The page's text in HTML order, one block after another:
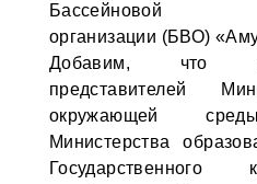
Бассейновой
организации (БВО)
Добавим, что
представителей
окружающей
Министерства
Государственного